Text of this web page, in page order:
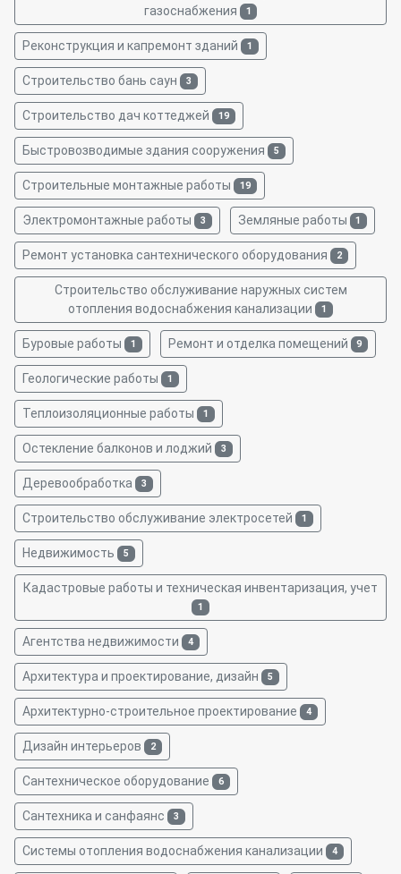
газоснабжения
1
Реконструкция и капремонт зданий 1
Строительство бань саун 3
Строительство дач коттеджей 19
Быстровозводимые здания сооружения 5
Строительные монтажные работы 19
Электромонтажные работы 3 Земляные работы 1
Ремонт установка сантехнического оборудования 2
Строительство обслуживание наружных систем
отопления водоснабжения канализации 1
Буровые работы 1 Ремонт и отделка помещений 9
Геологические работы 1
Теплоизоляционные работы 1
Остекление балконов и лоджий 3
Деревообработка 3
Строительство обслуживание электросетей 1
Недвижимость 5
Кадастровые работы и техническая инвентаризация, учет
1
Агентства недвижимости 4
Архитектура и проектирование, дизайн 5
Архитектурно-строительное проектирование 4
Дизайн интерьеров 2
Сантехническое оборудование 6
Сантехника и санфаянс 3
Системы отопления водоснабжения канализации 4